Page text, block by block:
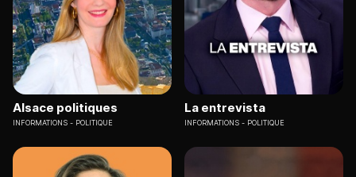
Alsace politiques
INFORMATIONS POLITIQUE
La entrevista
INFORMATIONS POLITIQUE